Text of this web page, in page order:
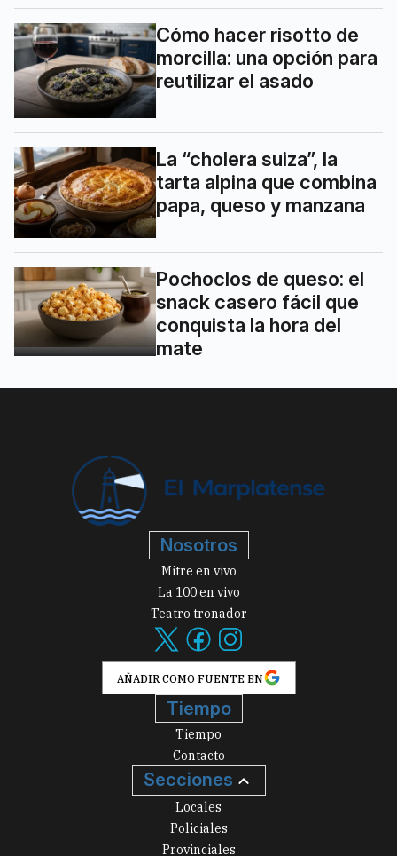
Cómo hacer risotto de
morcilla: una opción para
reutilizar el asado
La “cholera suiza”, la
tarta alpina que combina
papa, queso y manzana
Pochoclos de queso: el
snack casero fácil que
conquista la hora del
mate
Nosotros
Mitre en vivo
La 100 en vivo
Teatro tronador
AÑADIR COMO FUENTE EN
Tiempo
Tiempo
Contacto
Secciones
Locales
Policiales
Provinciales